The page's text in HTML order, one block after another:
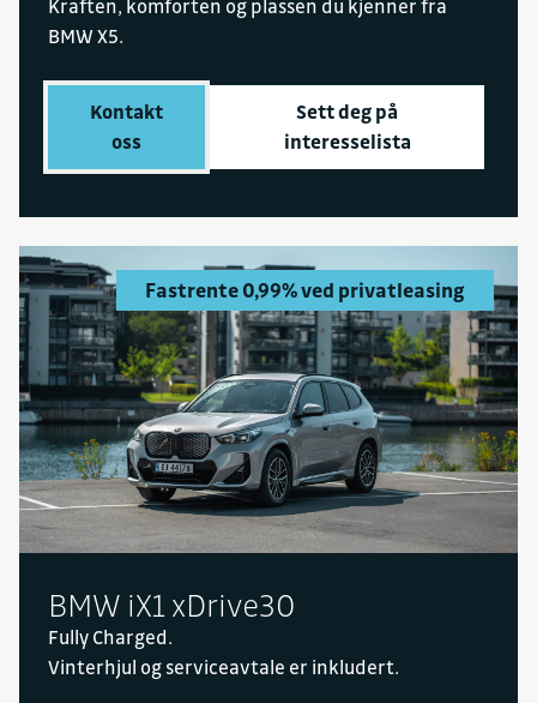
Sulland Auto AS avd. Hamar
929 451 333
Kraften, komforten og plassen du kjenner fra
BMW X5.
Kontakt
oss
Sett deg på
interesselista
Fastrente 0,99% ved privatleasing
BMW iX1 xDrive30
Fully Charged.
Vinterhjul og serviceavtale er inkludert.